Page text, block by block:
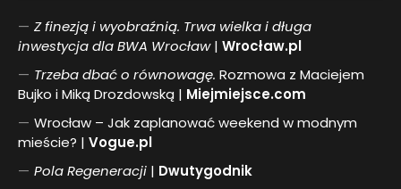
Z finezją i wyobraźnią. Trwa wielka i długa
inwestycja dla BWA Wrocław| Wrocław.pl
Trzeba dbać o równowagę. Rozmowa z Maciejem
Bujko i Miką Drozdowską | Miejmiejsce.com
Wrocław – Jak zaplanować weekend w modnym
mieście? | Vogue.pl
PolaRegeneracji | Dwutygodnik